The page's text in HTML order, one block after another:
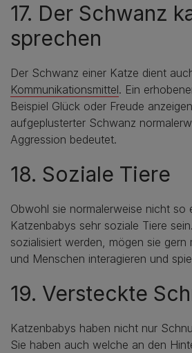
17. Der Schwanz
sprechen
Der Schwanz einer Katze dient
Kommunikationsmittel. Ein
Beispiel Glück oder Freude
aufgeplusterter Schwanz
Aggression bedeutet.
18. Soziale Tiere
Obwohl sie normalerweise nicht so
Katzenbabys sehr soziale Tiere
sozialisiert werden, mögen sie gern
und Menschen interagieren und
19. Versteckte
Katzenbabys haben nicht nur
Sie haben auch welche an den